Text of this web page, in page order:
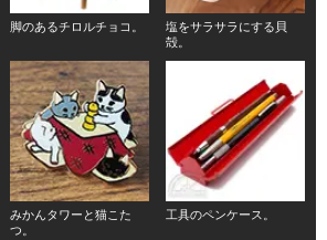
脚のあるチロルチョコ。
塩をサラサラにする貝
殻。
みかんタワーと猫こた
つ。
工具のペンケース。